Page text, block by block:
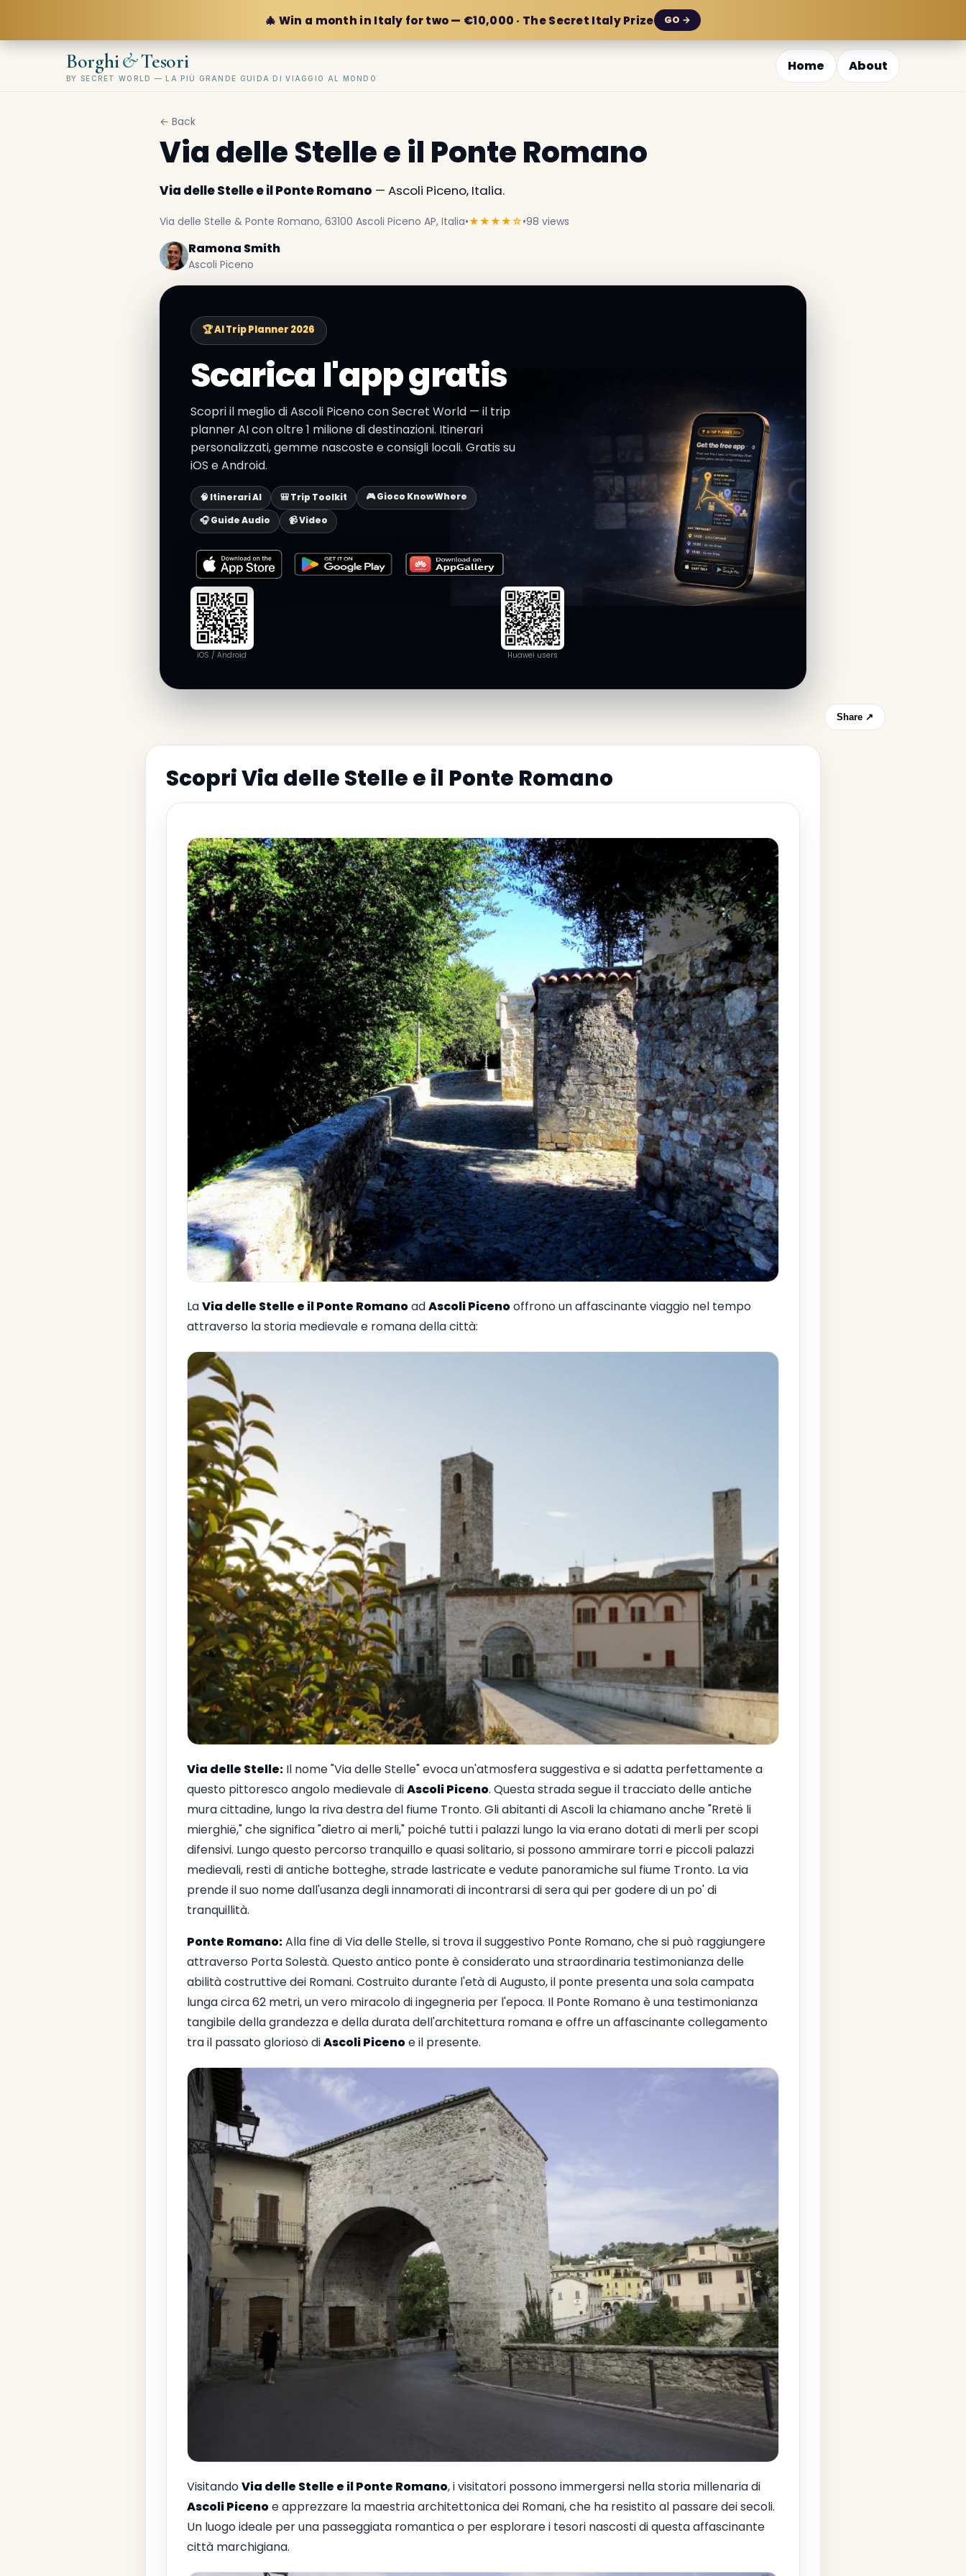
🎄 Win a month in Italy for two — €10,000 · The Secret Italy Prize GO →
Borghi&Tesori
BY SECRET WORLD — LA PIÙ GRANDE GUIDA DI VIAGGIO AL MONDO
Home About
← Back
Via delle Stelle e il Ponte Romano
Via delle Stelle e il Ponte Romano — Ascoli Piceno, Italia.
Via delle Stelle & Ponte Romano, 63100 Ascoli Piceno AP, Italia•★★★★☆•98 views
Ramona Smith
Ascoli Piceno
🏆 AI Trip Planner 2026
Scarica l'app gratis
Scopri il meglio di Ascoli Piceno con Secret World — il trip
planner AI con oltre 1 milione di destinazioni. Itinerari
personalizzati, gemme nascoste e consigli locali. Gratis su
iOS e Android.
🧠 Itinerari AI 🎒 Trip Toolkit
🎮 Gioco KnowWhere
🎧 Guide Audio
📹 Video
iOS / Android Huawei users
Share ↗
Scopri Via delle Stelle e il Ponte Romano
LaVia delle Stelle e il Ponte RomanoadAscoli Picenooffrono un affascinante viaggio nel tempo
attraverso la storia medievale e romana della città:
Via delle Stelle:Il nome "Via delle Stelle" evoca un'atmosfera suggestiva e si adatta perfettamente a
questo pittoresco angolo medievale diAscoli Piceno. Questa strada segue il tracciato delle antiche
mura cittadine, lungo la riva destra del fiume Tronto. Gli abitanti di Ascoli la chiamano anche "Rretë li
mierghië," che significa "dietro ai merli," poiché tutti i palazzi lungo la via erano dotati di merli per scopi
difensivi. Lungo questo percorso tranquillo e quasi solitario, si possono ammirare torri e piccoli palazzi
medievali, resti di antiche botteghe, strade lastricate e vedute panoramiche sul fiume Tronto. La via
prende il suo nome dall'usanza degli innamorati di incontrarsi di sera qui per godere di un po' di
tranquillità.
Ponte Romano:Alla fine di Via delle Stelle, si trova il suggestivo Ponte Romano, che si può raggiungere
attraverso Porta Solestà. Questo antico ponte è considerato una straordinaria testimonianza delle
abilità costruttive dei Romani. Costruito durante l'età di Augusto, il ponte presenta una sola campata
lunga circa 62 metri, un vero miracolo di ingegneria per l'epoca. Il Ponte Romano è una testimonianza
tangibile della grandezza e della durata dell'architettura romana e offre un affascinante collegamento
tra il passato glorioso diAscoli Picenoe il presente.
VisitandoVia delle Stelle e il Ponte Romano, i visitatori possono immergersi nella storia millenaria di
Ascoli Picenoe apprezzare la maestria architettonica dei Romani, che ha resistito al passare dei secoli.
Un luogo ideale per una passeggiata romantica o per esplorare i tesori nascosti di questa affascinante
città marchigiana.